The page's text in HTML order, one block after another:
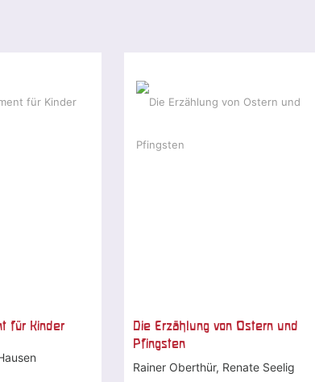
für Kinder
Die Erzählung von Ostern und
Pfingsten
Rainer Oberthür, Renate Seelig